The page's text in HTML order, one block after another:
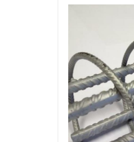
Доборные
Сэндвич-панели
Метизы
Производство
Штакетник
Черный